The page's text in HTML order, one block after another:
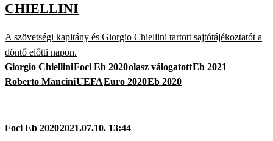
CHIELLINI
A szövetségi kapitány és Giorgio Chiellini tartott sajtótájékoztatót a
döntő előtti napon.
Giorgio ChielliniFoci Eb 2020olasz válogatottEb 2021
Roberto ManciniUEFAEuro 2020Eb 2020
Foci Eb 20202021.07.10. 13:44